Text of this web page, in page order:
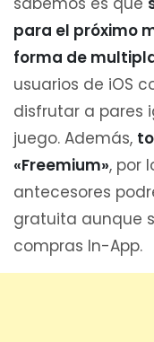
para el próximo
forma de
usuarios de iOS
disfrutar a pares
juego. Además,
«Freemium», por
antecesores
gratuita aunque
compras In-App.